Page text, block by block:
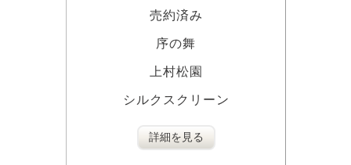
売約済み
序の舞
上村松園
シルクスクリーン
詳細を見る